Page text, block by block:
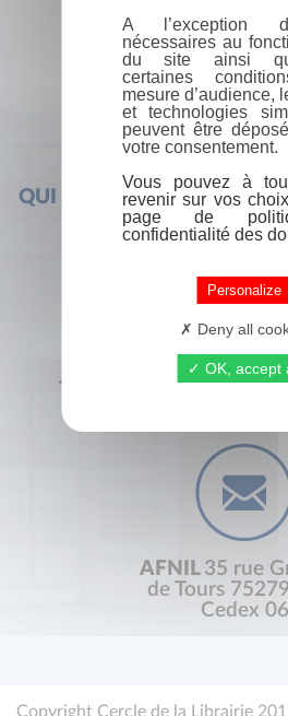
QUI SOMMES-NOUS ?
+33 (0) 1 44 41 29 19
AFNIL 35 rue
de Tours
Cedex 06
Copyright Cercle de la Librairie
A l’exception
nécessaires au
du site ainsi
certaines
mesure d’audience,
et technologies
peuvent être
votre consentement.
Vous pouvez à
revenir sur vos
page de
confidentialité des
Personalize
Deny all
OK, accept